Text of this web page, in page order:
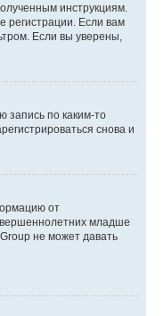
инструкциям.
регистрации. Если вам
Если вы уверены,
запись по каким-то
снова и
от
младше
не может давать